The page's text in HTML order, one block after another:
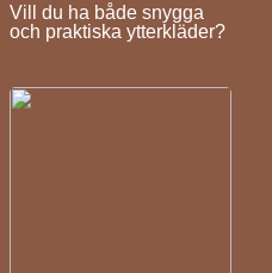
Vill du ha både snygga
och praktiska ytterkläder?